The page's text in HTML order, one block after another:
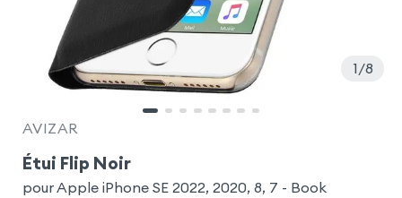
1 8
AVIZAR
Étui Flip Noir
pour Apple iPhone SE 2022, 2020, 8, 7 - Book